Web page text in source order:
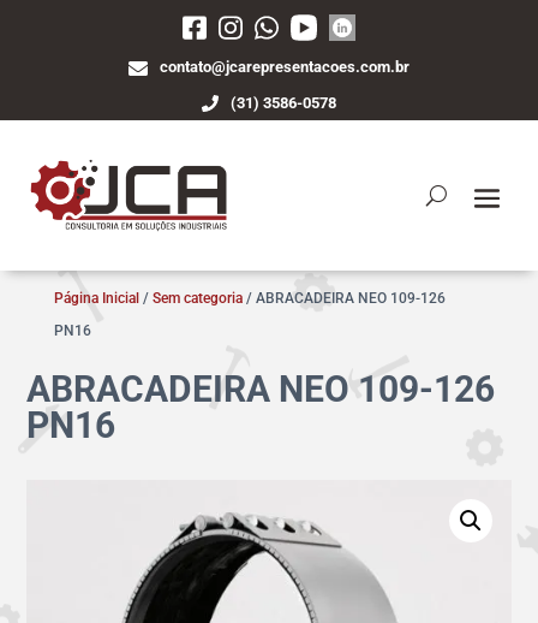
contato@jcarepresentacoes.com.br
(31) 3586-0578
Página Inicial / Sem categoria/ ABRACADEIRA NEO 109-126
PN16
ABRACADEIRA NEO 109-126
PN16